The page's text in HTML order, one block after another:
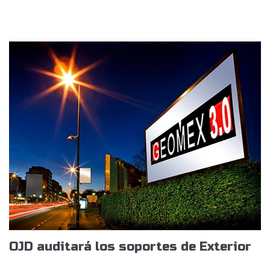
OJD auditará los soportes de Exterior